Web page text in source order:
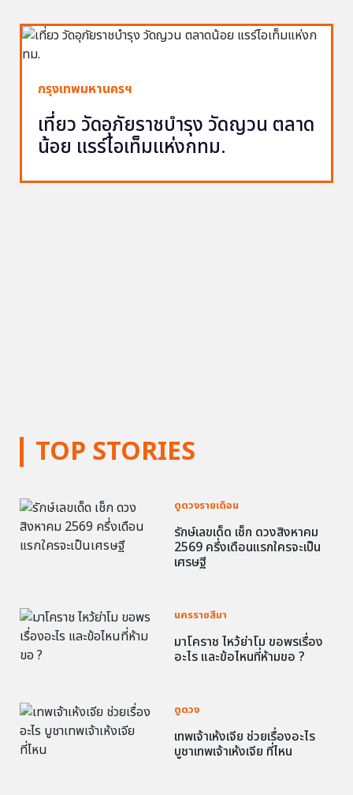
TOP STORIES
ดูดวงรายเดือน
รักษ์เลขเด็ด เช็ก ดวงสิงหาคม
2569 ครึ่งเดือนแรกใครจะเป็น
เศรษฐี
นครราชสีมา
มาโคราช ไหว้ย่าโม ขอพรเรื่อง
อะไร และข้อไหนที่ห้ามขอ ?
ดูดวง
เทพเจ้าเห้งเจีย ช่วยเรื่องอะไร
บูชาเทพเจ้าเห้งเจีย ที่ไหน
กรุงเทพมหานครฯ
เที่ยว วัดอุภัยราชบำรุง วัดญวน ตลาด
น้อย แรร์ไอเท็มแห่งกทม.